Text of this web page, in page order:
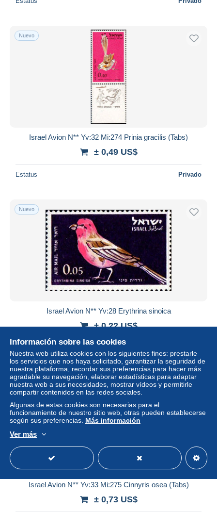
Nuevo
Israel Avion N** Yv:32 Mi:274 Prinia gracilis (Tabs)
± 0,49 US$
Estatus Privado
Nuevo
Israel Avion N** Yv:28 Erythrina sinoica
± 0,22 US$
Nuevo
Israel Avion N** Yv:33 Mi:275 Cinnyris osea (Tabs)
± 0,73 US$
Información sobre las cookies
Nuestra web utiliza cookies con los siguientes fines: prestarle
los servicios que nos haya solicitado, garantizar la seguridad de
nuestra plataforma, recordar sus preferencias para hacer más
agradable su navegación, elaborar estadísticas para adaptar
nuestra web a sus necesidades, mostrar vídeos y permitirle
compartir contenidos en las redes sociales.
Algunas de estas cookies son necesarias para el
funcionamiento de nuestro sitio web, otras pueden establecerse
según sus preferencias. Más información
Ver más